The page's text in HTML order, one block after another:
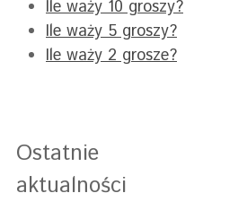
Ile waży 10 groszy?
Ile waży 5 groszy?
Ile waży 2 grosze?
Ostatnie
aktualności